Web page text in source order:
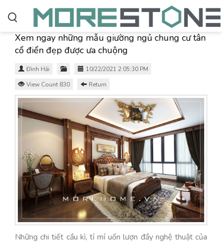
Xem ngay những mẫu giường ngủ chung cư tân
cổ điển đẹp được ưa chuộng
Đình Hải
10/22/2021 2:05:30 PM
View Count 830
Return
Những chi tiết cầu kì, tỉ mỉ uốn lượn đầy nghệ thuật của